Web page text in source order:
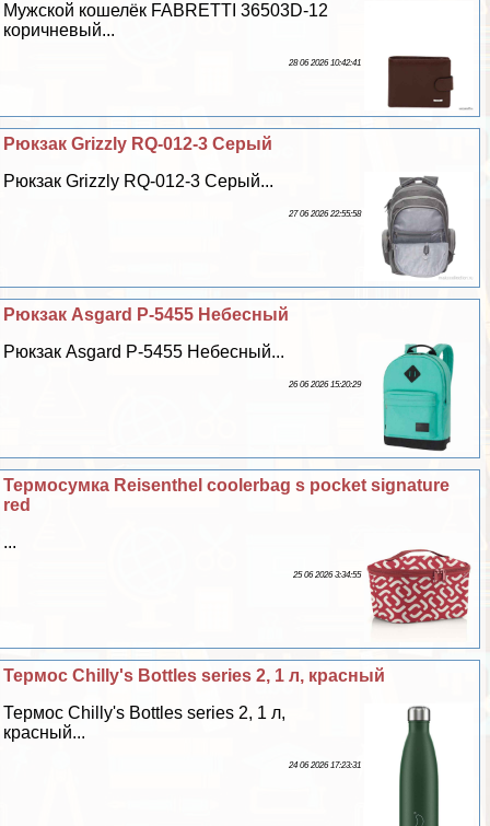
Мужской кошелёк FABRETTI 36503D-12
коричневый...
28 06 2026 10:42:41
Рюкзак Grizzly RQ-012-3 Серый
Рюкзак Grizzly RQ-012-3 Серый...
27 06 2026 22:55:58
Рюкзак Asgard Р-5455 Небесный
Рюкзак Asgard Р-5455 Небесный...
26 06 2026 15:20:29
Термосумка Reisenthel coolerbag s pocket signature
red
...
25 06 2026 3:34:55
Термос Chilly's Bottles series 2, 1 л, красный
Термос Chilly's Bottles series 2, 1 л,
красный...
24 06 2026 17:23:31